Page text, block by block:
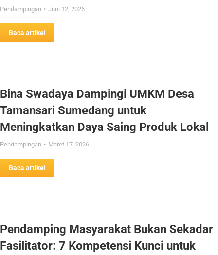
Pendampingan Juni 12, 2026
Baca artikel
Bina Swadaya Dampingi UMKM Desa
Tamansari Sumedang untuk
Meningkatkan Daya Saing Produk Lokal
Pendampingan Maret 17, 2026
Baca artikel
Pendamping Masyarakat Bukan Sekadar
Fasilitator: 7 Kompetensi Kunci untuk